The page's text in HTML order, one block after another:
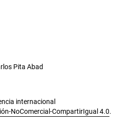
Pita Abad
internacional
NoComercial-CompartirIgual 4.0.